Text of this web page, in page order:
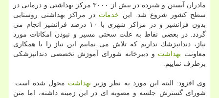
مادران آبستن و شیرده در بیش از ۳۰۰۰ مركز بهداشتی و درمانی در
سطح كشور شروع شد. این خدمات در مراكز بهداشتی روستایی
بدون فرانشیز و در مراكز شهری با ۱۰ درصد فرانشیز انجام می
گردد. در بعضی نقاط به علت سختی مسیر و نبودن امكانات مورد
نیاز، دندانپزشك نداریم كه تلاش می نماییم این نیاز را با همكاری
معاونت بهداشت و دبیرخانه شورای آموزش تخصصی دندانپزشكی
برطرف نماییم.
وی افزود: البته این مورد به نظر وزیر بهداشت محول شده است.
شورای گسترش جلسه و مصوبه ای در این زمینه داشته، اما متن